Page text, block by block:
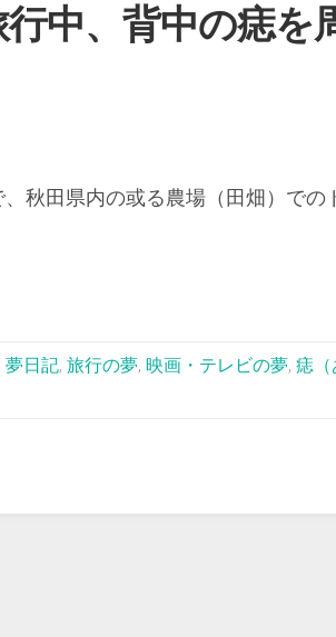
中、背中の痣を
、秋田県内の或る農場（田畑）での
夢日記, 旅行の夢, 映画・テレビの夢, 痣（